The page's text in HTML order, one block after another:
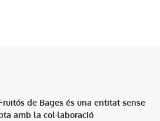
de Bages és una entitat sense
amb la col·laboració